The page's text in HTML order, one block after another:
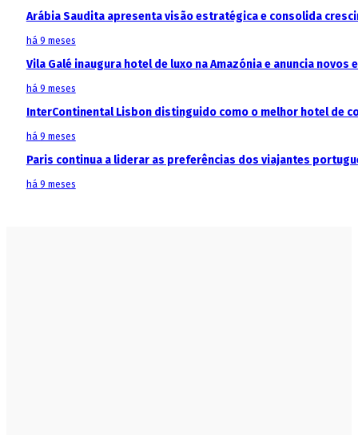
Arábia Saudita apresenta visão estratégica e consolida
há 9 meses
Vila Galé inaugura hotel de luxo na Amazónia e anuncia
há 9 meses
InterContinental Lisbon distinguido como o melhor hotel de
há 9 meses
Paris continua a liderar as preferências dos viajantes
há 9 meses